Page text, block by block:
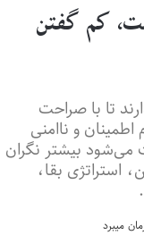
کم گفتن
تا با صراحت
و ناامنی
بیشتر نگران
استراتژی بقا،